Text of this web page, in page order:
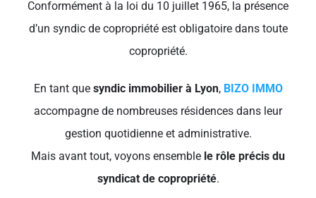
Conformément à la loi du 10 juillet 1965, la présence
d’un syndic de copropriété est obligatoire dans toute
copropriété.
En tant que syndic immobilier à Lyon, BIZO IMMO
accompagne de nombreuses résidences dans leur
gestion quotidienne et administrative.
Mais avant tout, voyons ensemble le rôle précis du
syndicat de copropriété.